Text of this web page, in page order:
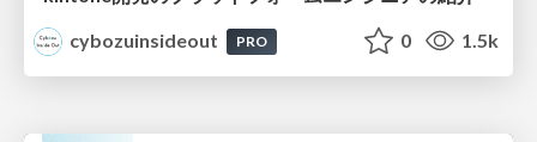
cybozuinsideout
PRO 0 1.5k